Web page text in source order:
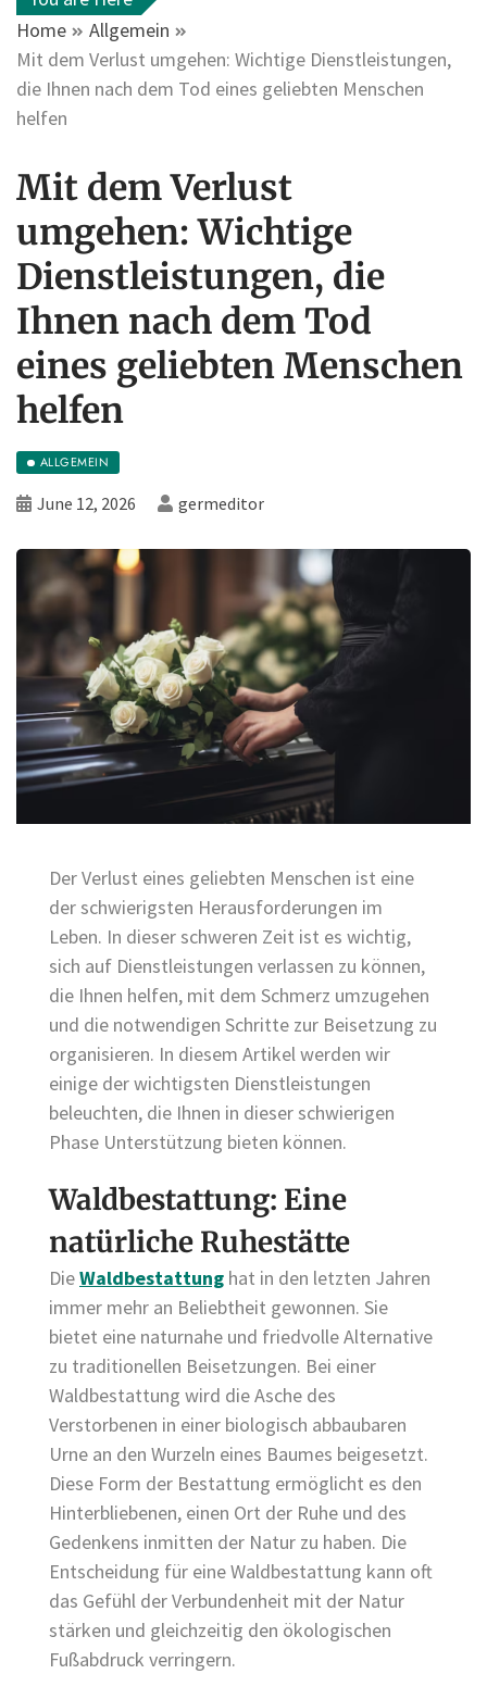
Home
Allgemein
Mit dem Verlust umgehen: Wichtige Dienstleistungen,
die Ihnen nach dem Tod eines geliebten Menschen
helfen
Mit dem Verlust
umgehen: Wichtige
Dienstleistungen, die
Ihnen nach dem Tod
eines geliebten Menschen
helfen
ALLGEMEIN
June 12, 2026 germeditor
Der Verlust eines geliebten Menschen ist eine
der schwierigsten Herausforderungen im
Leben. In dieser schweren Zeit ist es wichtig,
sich auf Dienstleistungen verlassen zu können,
die Ihnen helfen, mit dem Schmerz umzugehen
und die notwendigen Schritte zur Beisetzung zu
organisieren. In diesem Artikel werden wir
einige der wichtigsten Dienstleistungen
beleuchten, die Ihnen in dieser schwierigen
Phase Unterstützung bieten können.
Waldbestattung: Eine
natürliche Ruhestätte
DieWaldbestattung hat in den letzten Jahren
immer mehr an Beliebtheit gewonnen. Sie
bietet eine naturnahe und friedvolle Alternative
zu traditionellen Beisetzungen. Bei einer
Waldbestattung wird die Asche des
Verstorbenen in einer biologisch abbaubaren
Urne an den Wurzeln eines Baumes beigesetzt.
Diese Form der Bestattung ermöglicht es den
Hinterbliebenen, einen Ort der Ruhe und des
Gedenkens inmitten der Natur zu haben. Die
Entscheidung für eine Waldbestattung kann oft
das Gefühl der Verbundenheit mit der Natur
stärken und gleichzeitig den ökologischen
Fußabdruck verringern.